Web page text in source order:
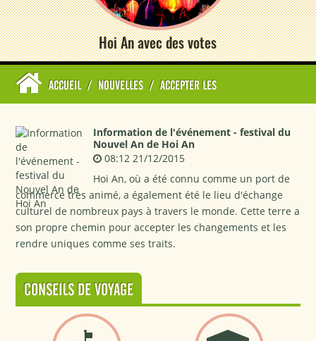
Hoi An avec des votes
ACCUEIL / NOUVELLES / ACCEPTER LES
Information de l'événement - festival du
Nouvel An de Hoi An
08:12 21/12/2015
Hoi An, où a été connu comme un port de
commerce très animé, a également été le lieu d'échange
culturel de nombreux pays à travers le monde. Cette terre a
son propre chemin pour accepter les changements et les
rendre uniques comme ses traits.
CONSEILS DE VOYAGE